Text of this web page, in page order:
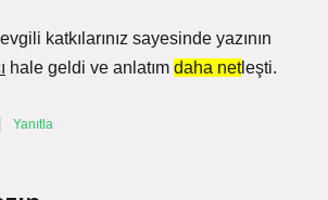
katkılarınız sayesinde yazının
hale geldi ve anlatım daha netleşti.
Yanıtla